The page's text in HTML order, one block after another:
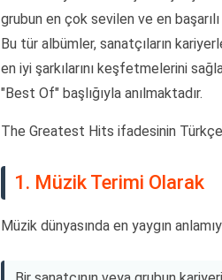
grubun en çok sevilen ve en
Bu tür albümler, sanatçıların
en iyi şarkılarını keşfetmelerini
"Best Of" başlığıyla anılmaktadır.
The Greatest Hits ifadesinin Türkçe
1. Müzik Terimi Olarak
Müzik dünyasında en yaygın